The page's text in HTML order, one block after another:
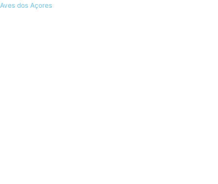
Skip
Aves dos Açores